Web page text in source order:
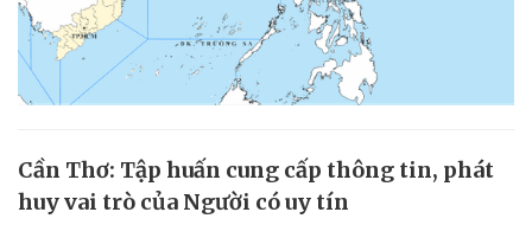
Cần Thơ: Tập huấn cung cấp thông tin, phát
huy vai trò của Người có uy tín